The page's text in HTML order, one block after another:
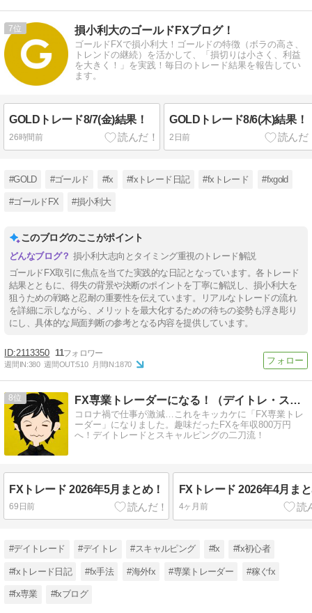
7 損小利大のゴールドFXブログ！
ゴールドFXで損小利大！ゴールドの特徴（ボラの高さ、
トレンドの継続）を活かして、「損切りは小さく、利益
を大きく！」を実践！毎日のトレード結果を報告してい
ます。
GOLDトレード8/7(金)結果！
26時間前
GOLDトレード8/6(木)結果！
2日前
#GOLD #ゴールド #fx #fxトレード日記 #fxトレード #fxgold
#ゴールドFX #損小利大
このブログのここがポイント
損小利大志向とタイミング重視のトレード解説
ゴールドFX取引に焦点を当てた実践的な日記となっています。各トレード
結果とともに、得失の背景や決断のポイントを丁寧に解説し、損小利大を
狙うための戦略と忍耐の重要性を伝えています。リアルなトレードの流れ
を詳細に示しながら、メリットを最大化するための待ちの姿勢も浮き彫り
にし、具体的な局面判断の参考となる内容を提供しています。
2113350 11
週間IN:380 週間OUT:510 月間IN:1870
8 FX専業トレーダーになる！（デイトレ・スキャルの二刀流）
コロナ禍で仕事が激減…これをキッカケに「FX専業トレ
ーダー」になりました。趣味だったFXを年収800万円
へ！デイトレードとスキャルピングの二刀流！
FXトレード 2026年5月まとめ！
69日前
FXトレード 2026年4月ま
4ヶ月前
#デイトレード #デイトレ #スキャルピング #fx #fx初心者
#fxトレード日記 #fx手法 #海外fx #専業トレーダー #稼ぐfx
#fx専業 #fxブログ